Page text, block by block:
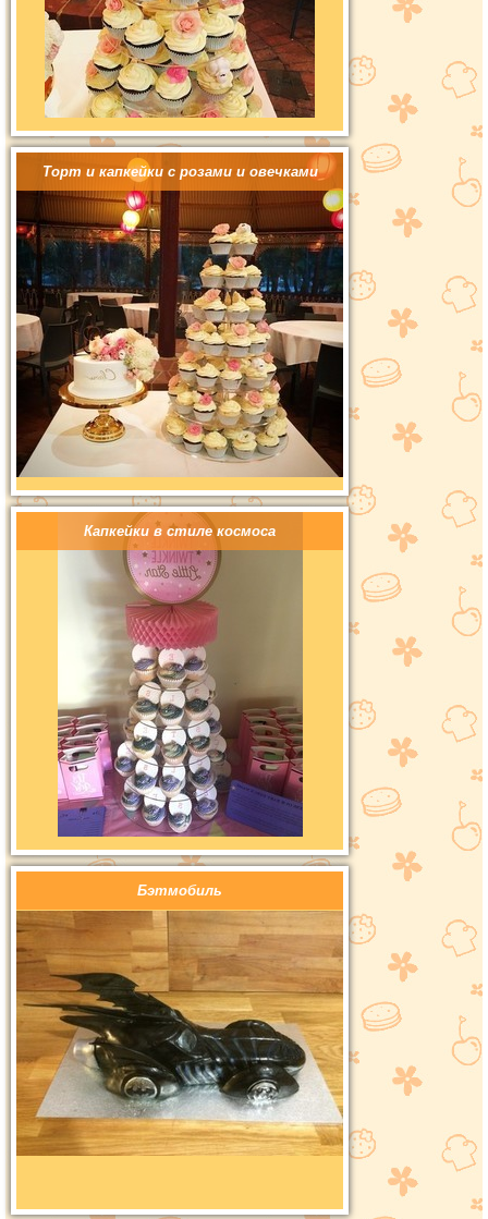
Торт и капкейки с розами и овечками
Капкейки в стиле космоса
Бэтмобиль